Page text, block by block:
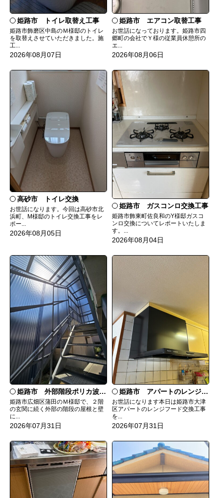
姫路市 トイレ取替え工事
姫路市飾磨区中島のＭ様邸のトイレ
を取替えさせていただきました。施
工...
2026年08月07日
姫路市 エアコン取替工事
お世話になっております。姫路市四
郷町の会社でＹ様の従業員休憩所の
エ...
2026年08月06日
高砂市 トイレ交換
お世話になります。今回は高砂市北
浜町、M様邸のトイレ交換工事をレ
ポー...
2026年08月05日
姫路市 ガスコンロ交換工事
姫路市飾東町佐良和のY様邸ガスコ
ンロ交換についてレポートいたしま
す。...
2026年08月04日
姫路市 外部階段ポリカ波板張替工事
姫路市広畑区蒲田のＭ様邸で、２階
の玄関に続く外部の階段の屋根と壁
に...
2026年07月31日
姫路市 アパートのレンジフード交換
お世話になります本日は姫路市大津
区アパートのレンジフード交換工事
を...
2026年07月31日